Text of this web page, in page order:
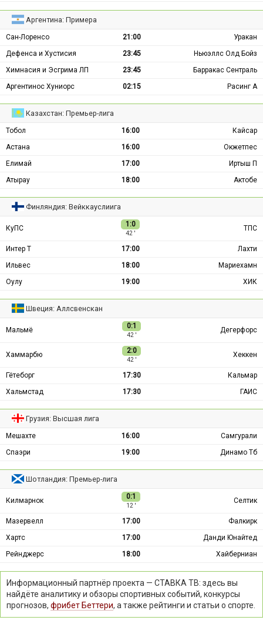
Аргентина: Примера
Сан-Лоренсо 21:00
Уракан
Дефенса и Хустисия
23:45
Ньюэллс Олд Бойз
Химнасия и Эсгрима ЛП
23:45
Барракас Сентраль
Аргентинос Хуниорс
02:15 Расинг А
Казахстан: Премьер-лига
Тобол 16:00
Кайсар
Астана
16:00
Окжетпес
Елимай
17:00
Иртыш П
Атырау
18:00 Актобе
Финляндия: Вейккауслиига
КуПС 1:0
42 ′
ТПС
Интер Т 17:00
Лахти
Ильвес
18:00
Мариехамн
Оулу
19:00 ХИК
Швеция: Аллсвенскан
Мальмё 0:1
42 ′
Дегерфорс
Хаммарбю 2:0
42 ′
Хеккен
Гётеборг 17:30
Кальмар
Хальмстад
17:30 ГАИС
Грузия: Высшая лига
Мешахте 16:00
Самгурали
Спаэри
19:00 Динамо Тб
Шотландия: Премьер-лига
Килмарнок 0:1
12 ′
Селтик
Мазервелл 17:00
Фалкирк
Хартс
17:00
Данди Юнайтед
Рейнджерс
18:00 Хайберниан
Информационный партнёр проекта — СТАВКА ТВ: здесь вы
найдёте аналитику и обзоры спортивных событий, конкурсы
прогнозов, фрибет Беттери, а также рейтинги и статьи о спорте.